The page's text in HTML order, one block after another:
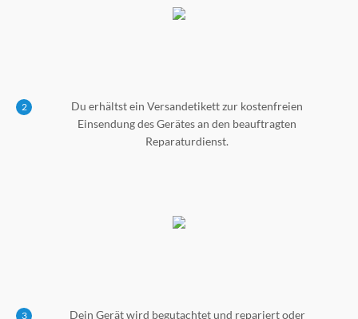
2
Du erhältst ein Versandetikett zur kostenfreien
Einsendung des Gerätes an den beauftragten
Reparaturdienst.
3 Dein Gerät wird begutachtet und repariert oder